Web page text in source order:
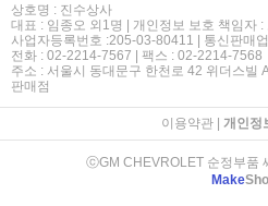
상호명 : 진수상사
대표 : 임종오 외1명 | 개인정보 보호 책임자 :
사업자등록번호 :205-03-80411 | 통신판매
전화 : 02-2214-7567 | 팩스 : 02-2214-7568
주소 : 서울시 동대문구 한천로 42 위더스빌
판매점
이용약관| 개인정
ⓒGM CHEVROLET 순정부품
Make